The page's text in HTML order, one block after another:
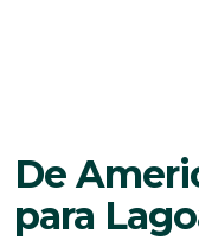
De
para